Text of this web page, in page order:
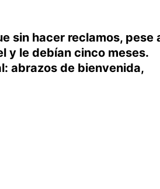
sin hacer reclamos, pese
y le debían cinco meses.
abrazos de bienvenida,